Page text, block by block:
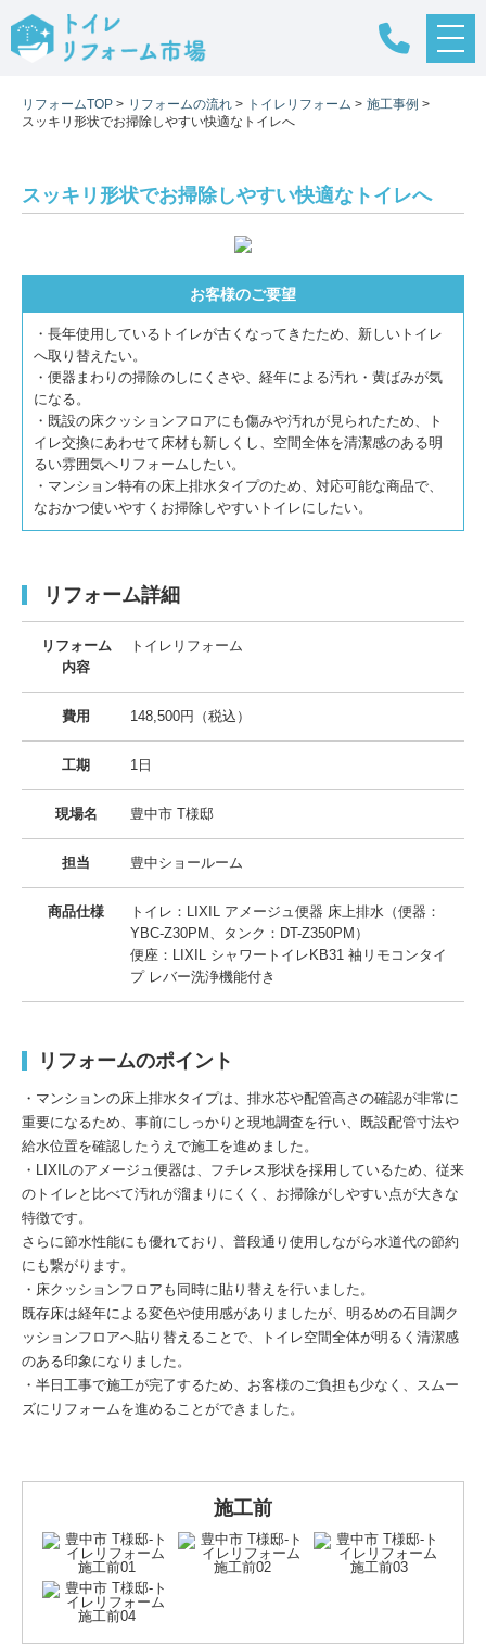
メ
ニ
リフォームTOP > リフォームの流れ > トイレリフォーム > 施工事例 >
スッキリ形状でお掃除しやすい快適なトイレへ
スッキリ形状でお掃除しやすい快適なトイレへ
お客様のご要望
・長年使用しているトイレが古くなってきたため、新しいトイレ
へ取り替えたい。
・便器まわりの掃除のしにくさや、経年による汚れ・黄ばみが気
になる。
・既設の床クッションフロアにも傷みや汚れが見られたため、ト
イレ交換にあわせて床材も新しくし、空間全体を清潔感のある明
るい雰囲気へリフォームしたい。
・マンション特有の床上排水タイプのため、対応可能な商品で、
なおかつ使いやすくお掃除しやすいトイレにしたい。
リフォーム詳細
リフォーム
内容
トイレリフォーム
費用 148,500円（税込）
工期 1日
現場名 豊中市 T様邸
担当 豊中ショールーム
商品仕様
トイレ：LIXIL アメージュ便器 床上排水（便器：
YBC-Z30PM、タンク：DT-Z350PM）
便座：LIXIL シャワートイレKB31 袖リモコンタイ
プ レバー洗浄機能付き
リフォームのポイント
・マンションの床上排水タイプは、排水芯や配管高さの確認が非常に
重要になるため、事前にしっかりと現地調査を行い、既設配管寸法や
給水位置を確認したうえで施工を進めました。
・LIXILのアメージュ便器は、フチレス形状を採用しているため、従来
のトイレと比べて汚れが溜まりにくく、お掃除がしやすい点が大きな
特徴です。
さらに節水性能にも優れており、普段通り使用しながら水道代の節約
にも繋がります。
・床クッションフロアも同時に貼り替えを行いました。
既存床は経年による変色や使用感がありましたが、明るめの石目調ク
ッションフロアへ貼り替えることで、トイレ空間全体が明るく清潔感
のある印象になりました。
・半日工事で施工が完了するため、お客様のご負担も少なく、スムー
ズにリフォームを進めることができました。
施工前